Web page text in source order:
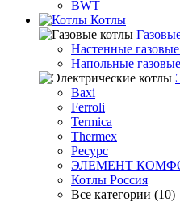
BWT
Котлы
Настенные
Напольные
Baxi
Ferroli
Termica
Thermex
Ресурс
ЭЛЕМЕНТ
Котлы Россия
Все категории (10)